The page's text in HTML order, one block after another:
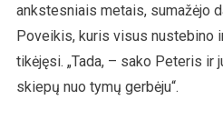
ankstesniais metais, sumažėjo
Poveikis, kuris visus nustebino
tikėjęsi. „Tada, – sako Peteris ir
skiepų nuo tymų gerbėju“.